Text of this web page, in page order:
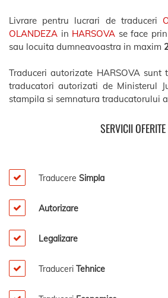
Livrare pentru lucrari de traduceri
OLANDEZA in HARSOVA se face
sau locuita dumneavoastra in maxim
Traduceri autorizate HARSOVA sunt
traducatori autorizati de Ministerul
stampila si semnatura traducatorului
SERVICII OFERITE
Traducere Simpla
Autorizare
Legalizare
Traduceri Tehnice